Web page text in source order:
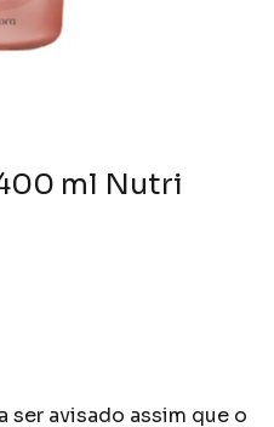
ml Nutri
ser avisado assim que o